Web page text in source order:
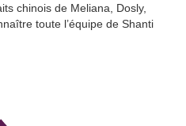
chinois de Meliana, Dosly,
toute l’équipe de Shanti